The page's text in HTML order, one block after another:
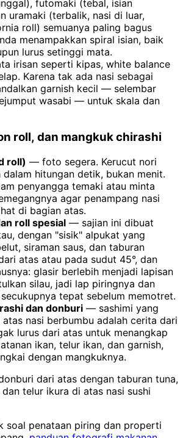
futomaki (tebal, isian
uramaki (terbalik, nasi di luar,
roll) semuanya paling bagus
menampakkan spiral isian, baik
lurus setinggi mata.
irisan seperti kipas, white balance
Karena tak ada nasi sebagai
garnish kecil — selembar
wasabi — untuk skala dan
roll, dan mangkuk chirashi
roll) — foto segera. Kerucut nori
dalam hitungan detik, bukan menit.
penyangga temaki atau minta
agar penampang nasi
di bagian atas.
roll spesial — sajian ini dibuat
dengan "sisik" alpukat yang
siraman saus, dan taburan
atas atau pada sudut 45°, dan
glasir berlebih menjadi lapisan
silau, jadi lap piringnya dan
tepat sebelum memotret.
dan donburi — sashimi yang
nasi berbumbu adalah cerita dari
lurus dari atas untuk menangkap
ikan, telur ikan, dan garnish,
dengan mangkuknya.
dari atas dengan taburan tuna,
telur ikura di atas nasi sushi
soal penataan piring dan properti